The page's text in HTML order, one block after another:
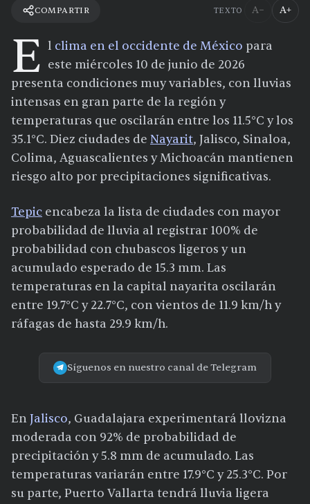
COMPARTIR TEXTO A− A+
E l clima en el occidente de México para
este miércoles 10 de junio de 2026
presenta condiciones muy variables, con lluvias
intensas en gran parte de la región y
temperaturas que oscilarán entre los 11.5°C y los
35.1°C. Diez ciudades de Nayarit, Jalisco, Sinaloa,
Colima, Aguascalientes y Michoacán mantienen
riesgo alto por precipitaciones significativas.
Tepic encabeza la lista de ciudades con mayor
probabilidad de lluvia al registrar 100% de
probabilidad con chubascos ligeros y un
acumulado esperado de 15.3 mm. Las
temperaturas en la capital nayarita oscilarán
entre 19.7°C y 22.7°C, con vientos de 11.9 km/h y
ráfagas de hasta 29.9 km/h.
Síguenos en nuestro canal de Telegram
EnJalisco, Guadalajara experimentará llovizna
moderada con 92% de probabilidad de
precipitación y 5.8 mm de acumulado. Las
temperaturas variarán entre 17.9°C y 25.3°C. Por
su parte, Puerto Vallarta tendrá lluvia ligera